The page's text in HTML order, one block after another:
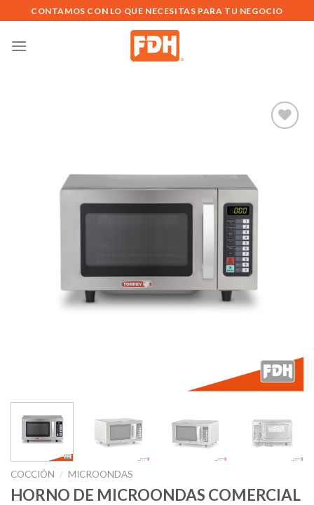
al
contenido
CONTAMOS CON LO QUE NECESITAS PARA TU NEGOCIO
COCCIÓN / MICROONDAS
HORNO DE MICROONDAS COMERCIAL